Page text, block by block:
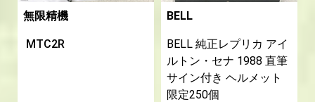
無限精機
MTC2R
BELL
BELL 純正レプリカ アイ
ルトン・セナ 1988 直筆
サイン付き ヘルメット
限定250個